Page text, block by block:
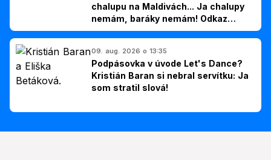
chalupu na Maldivách... Ja chalupy
nemám, baráky nemám! Odkaz
Slovákom
09. aug. 2026 o 13:35
Podpásovka v úvode Let's Dance?
Kristián Baran si nebral servítku: Ja
som stratil slová!